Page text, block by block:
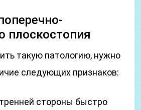
плоскостопия
такую патологию, нужно
следующих признаков:
стороны быстро